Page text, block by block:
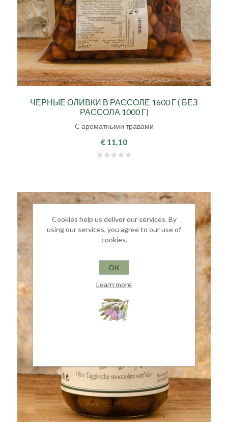
ЧЕРНЫЕ ОЛИВКИ В РАССОЛЕ 1600 Г ( БЕЗ
РАССОЛА 1000 Г)
C ароматными травами
€ 11,10
Cookies help us deliver our services. By
using our services, you agree to our use of
cookies.
OK
Learn more